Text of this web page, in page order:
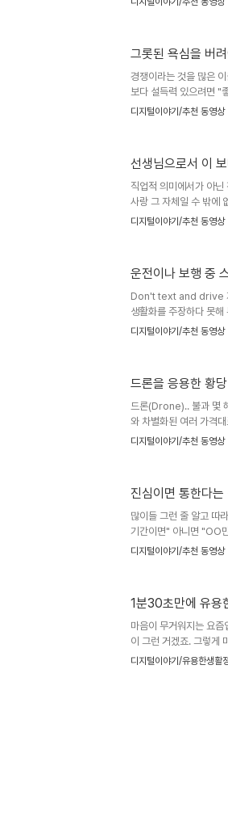
기기 위한 악기 연주 또
마 전 포스팅에서 드라
그롯된 욕심을 버
경쟁이라는 것을 많은
보다 설득력 있으려면 "
이니까요. 더우기 북유
경험으로도 그릇된 욕심
미지 출처:
디지털이야기/추천 동영상
선생님으로서 이
직업적 의미에서가 아
사랑 그 자체일 수 밖에
것이 안타까울 따름이죠
대한 묘사가 그렇습니다
니다. 영화 "죽은 시인
디지털이야기/추천 동영상
운전이나 보행 중
Don't text and drive 자
생활화를 주장하다 못
는 건 좀 어색한 일이 아
니다만... 이미지 출처:
유기적으로 연결은 상
디지털이야기/추천 동영상
드론을 응용한 황
드론(Drone).. 불과 몇
와 차별화된 여러 가격
분야 역시 다양해지고
다"라는 식으로 본질을
각이 들기도 합니다. 이
떤 사안..
디지털이야기/추천 동영상
진심이면 통한다
많이들 그런 줄 알고 따
기간이면" 아니면 "OO
이면 복근이 생기는 운
정도는 되야죠."얼마 만
시면 제가 책임지겠습
디지털이야기/추천 동영상
1분30초만에 유용
마음이 무거워지는 요
이 그런 거겠죠. 그렇게
할 여러가지 상황들에
를 기록한 이미 유명한
디지털이야기/유용한생활